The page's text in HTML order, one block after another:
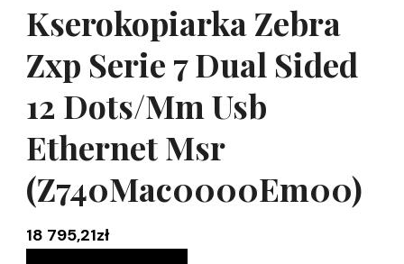
Kserokopiarka Zebra
Zxp Serie 7 Dual Sided
12 Dots/Mm Usb
Ethernet Msr
(Z740Mac0000Em00)
18 795,21zł